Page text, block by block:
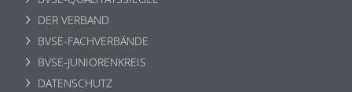
DER VERBAND
BVSE-FACHVERBÄNDE
BVSE-JUNIORENKREIS
DATENSCHUTZ